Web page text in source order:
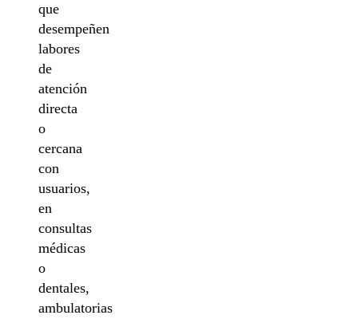
que
desempeñen
labores
de
atención
directa
o
cercana
con
usuarios,
en
consultas
médicas
o
dentales,
ambulatorias